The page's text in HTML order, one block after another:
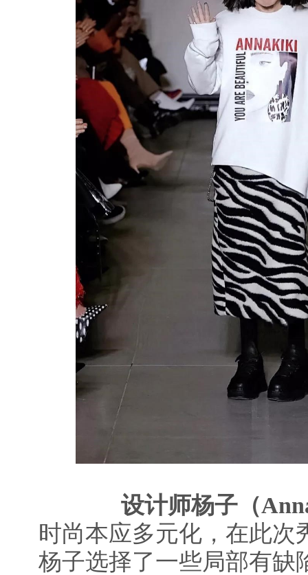
设计师杨子（
时尚本应多元化，在此次
杨子选择了一些局部有缺